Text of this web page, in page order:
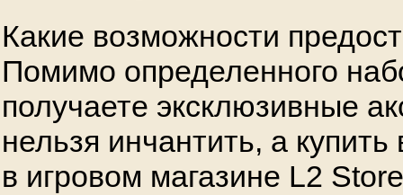
Какие возможности
Помимо определенного
получаете эксклюзивные
нельзя инчантить, а
в игровом магазине L2